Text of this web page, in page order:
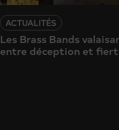
ACTUALITÉS
Les Brass Bands
entre déception et